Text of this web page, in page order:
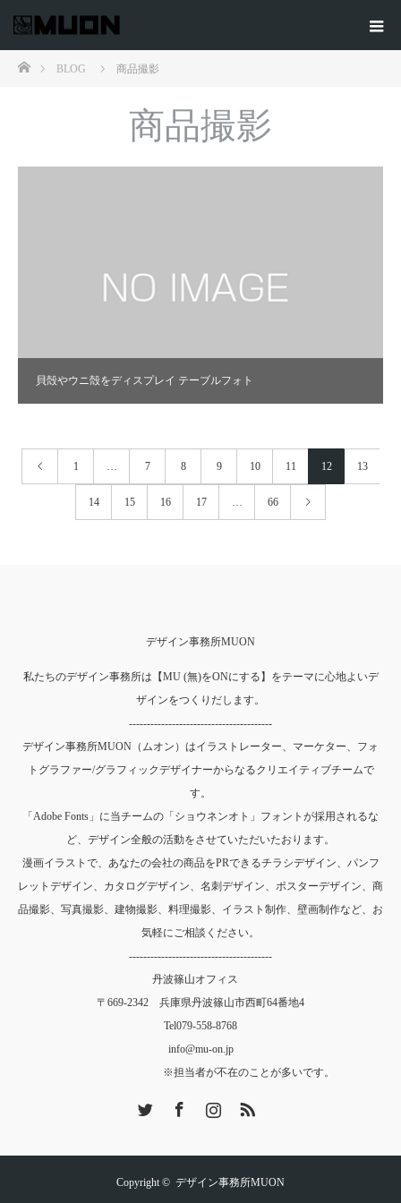
ホームBLOG 商品撮影
商品撮影
貝殻やウニ殻をディスプレイ テーブルフォト
1 … 7 8 9 10 11 12 13
14 15 16 17 … 66
デザイン事務所MUON
私たちのデザイン事務所は【MU (無)をONにする】をテーマに心地よいデ
ザインをつくりだします。
----------------------------------------
デザイン事務所MUON（ムオン）はイラストレーター、マーケター、フォ
トグラファー/グラフィックデザイナーからなるクリエイティブチームで
す。
「Adobe Fonts」に当チームの「ショウネンオト」フォントが採用されるな
ど、デザイン全般の活動をさせていただいたおります。
漫画イラストで、あなたの会社の商品をPRできるチラシデザイン、パンフ
レットデザイン、カタログデザイン、名刺デザイン、ポスターデザイン、商
品撮影、写真撮影、建物撮影、料理撮影、イラスト制作、壁画制作など、お
気軽にご相談ください。
----------------------------------------
丹波篠山オフィス
〒669-2342 兵庫県丹波篠山市西町64番地4
Tel079-558-8768
info@mu-on.jp
※担当者が不在のことが多いです。
Copyright © デザイン事務所MUON